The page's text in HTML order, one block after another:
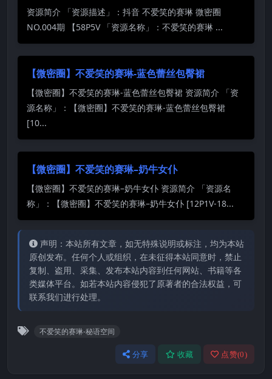
资源简介 「资源描述」：抖音 不爱笑的赛琳 微密圈
NO.004期 【58P5V 「资源名称」：不爱笑的赛琳 ...
【微密圈】不爱笑的赛琳-蓝色蕾丝包臀裙
【微密圈】不爱笑的赛琳-蓝色蕾丝包臀裙 资源简介 「资
源名称」：【微密圈】不爱笑的赛琳-蓝色蕾丝包臀裙
[10...
【微密圈】不爱笑的赛琳–奶牛女仆
【微密圈】不爱笑的赛琳–奶牛女仆 资源简介 「资源名
称」：【微密圈】不爱笑的赛琳–奶牛女仆 [12P1V-18...
声明：本站所有文章，如无特殊说明或标注，均为本站
原创发布。任何个人或组织，在未征得本站同意时，禁止
复制、盗用、采集、发布本站内容到任何网站、书籍等各
类媒体平台。如若本站内容侵犯了原著者的合法权益，可
联系我们进行处理。
不爱笑的赛琳-秘语空间
分享 收藏 点赞(0)